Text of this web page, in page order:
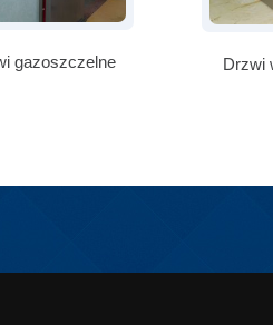
gazoszczelne Drzwi